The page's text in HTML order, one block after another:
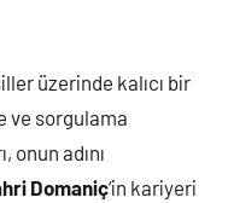
üzerinde kalıcı bir
ve sorgulama
onun adını
Domaniç‘in kariyeri